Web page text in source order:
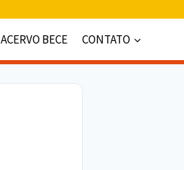
ACERVO BECE CONTATO